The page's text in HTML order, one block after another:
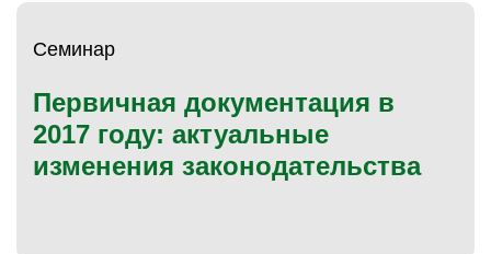
Семинар
Первичная документация в
2017 году: актуальные
изменения законодательства